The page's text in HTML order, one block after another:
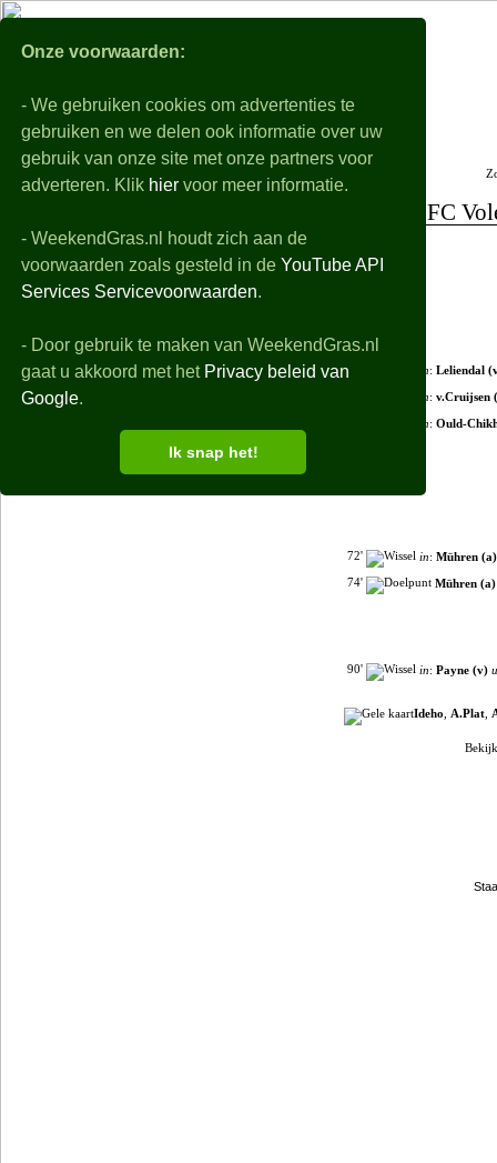
Onze voorwaarden:
- We gebruiken cookies om advertenties te
gebruiken en we delen ook informatie over uw
gebruik van onze site met onze partners voor
adverteren. Klik hier voor meer informatie.
- WeekendGras.nl houdt zich aan de
voorwaarden zoals gesteld in deYouTube API
Services Servicevoorwaarden.
- Door gebruik te maken van WeekendGras.nl
gaat u akkoord met het Privacy beleid van
Google.
Ik snap het!
Nabeschouwingen
Alle eredivisie samenvattingen, uitslagen, details en filmpjes van de gespeelde
FC
54' in: Leliendal
in: v.Cruijsen
in: Ould-
72' in: Mühren (a)
74' Mühren (a)
90' in: Payne (v)
Ideho A.Plat